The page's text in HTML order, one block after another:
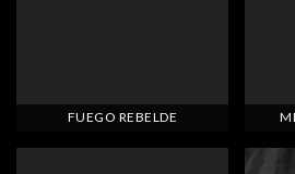
FUEGO REBELDE